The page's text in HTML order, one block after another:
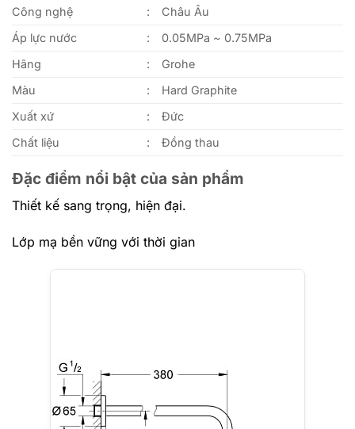
Công nghệ
:
Châu Âu
Áp lực nước
:
0.05MPa ~ 0.75MPa
Hãng
:
Grohe
Màu
:
Hard Graphite
Xuất xứ
:
Đức
Chất liệu
: Đồng thau
Đặc điểm nổi bật của sản phẩm
Thiết kế sang trọng, hiện đại.
Lớp mạ bền vững với thời gian